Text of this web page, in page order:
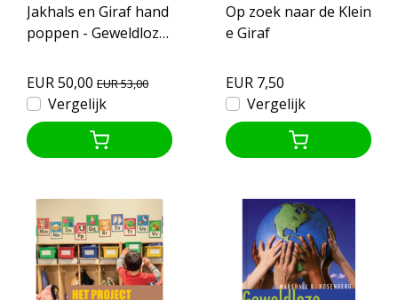
Jakhals en Giraf hand
poppen - Geweldloze
EUR 50,00 EUR 53,00
Vergelijk
Op zoek naar de Klein
e Giraf
EUR 7,50
Vergelijk